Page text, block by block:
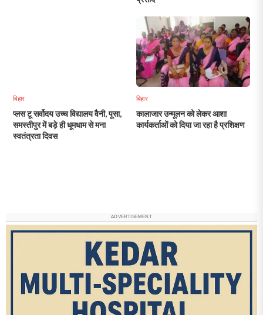
बिहार
प्लस टू सर्वोदय उच्च विद्यालय वैनी, पूसा,
समस्तीपुर में बड़े ही धूमधाम से मना
स्वतंत्रता दिवस
बिहार
कालाजार उन्मूलन को लेकर आशा
कार्यकर्ताओं को दिया जा रहा है प्रशिक्षण
ADVERTISEMENT